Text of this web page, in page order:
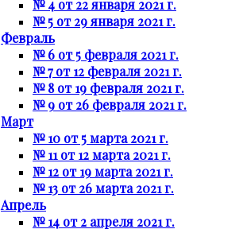
№ 4 от 22 января 2021 г.
№ 5 от 29 января 2021 г.
Февраль
№ 6 от 5 февраля 2021 г.
№ 7 от 12 февраля 2021 г.
№ 8 от 19 февраля 2021 г.
№ 9 от 26 февраля 2021 г.
Март
№ 10 от 5 марта 2021 г.
№ 11 от 12 марта 2021 г.
№ 12 от 19 марта 2021 г.
№ 13 от 26 марта 2021 г.
Апрель
№ 14 от 2 апреля 2021 г.